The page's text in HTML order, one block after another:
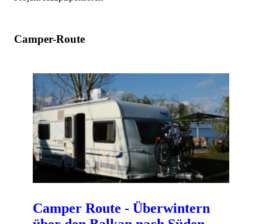
Camper-Route
Camper Route - Überwintern